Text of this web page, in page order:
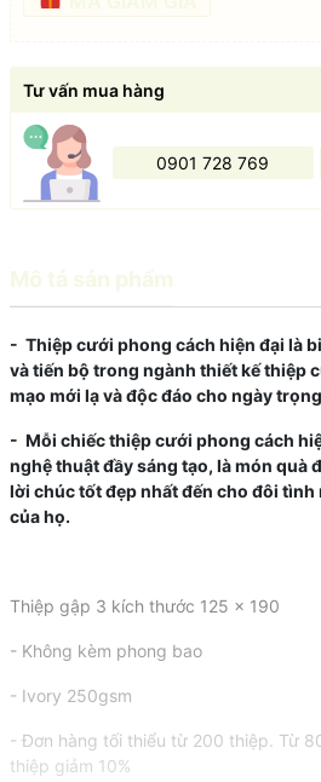
Tư vấn mua hàng
0901 728 769
Mô tả sản phẩm
- Thiệp cưới phong cách hiện đại là
và tiến bộ trong ngành thiết kế thiệp
mạo mới lạ và độc đáo cho ngày
- Mỗi chiếc thiệp cưới phong cách
nghệ thuật đầy sáng tạo, là món quà
lời chúc tốt đẹp nhất đến cho đôi
của họ.
Thiệp gập 3 kích thước 125 x 190
- Không kèm phong bao
- Ivory 250gsm
- Đơn hàng tối thiểu từ 200 thiệp. Từ
thiệp giảm 10%